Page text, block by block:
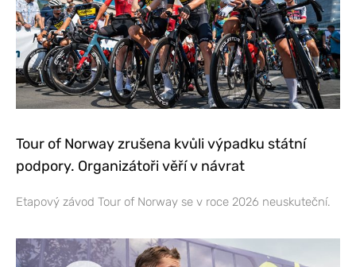
Tour of Norway zrušena kvůli výpadku státní
podpory. Organizátoři věří v návrat
Etapový závod Tour of Norway se v roce 2026 neuskuteční.